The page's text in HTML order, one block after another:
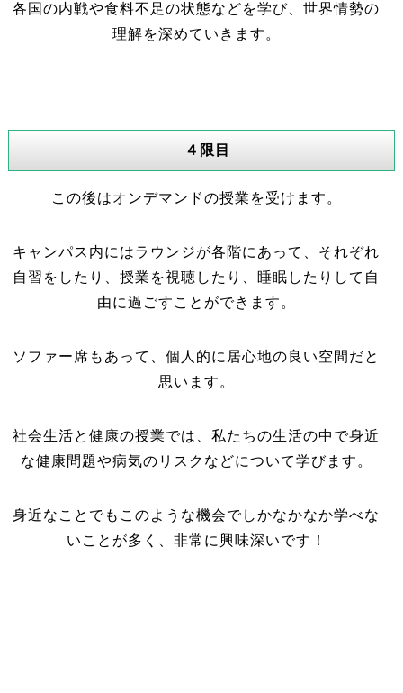
各国の内戦や食料不足の状態などを学び、世界情勢の
理解を深めていきます。
４限目
この後はオンデマンドの授業を受けます。
キャンパス内にはラウンジが各階にあって、それぞれ
自習をしたり、授業を視聴したり、睡眠したりして自
由に過ごすことができます。
ソファー席もあって、個人的に居心地の良い空間だと
思います。
社会生活と健康の授業では、私たちの生活の中で身近
な健康問題や病気のリスクなどについて学びます。
身近なことでもこのような機会でしかなかなか学べな
いことが多く、非常に興味深いです！